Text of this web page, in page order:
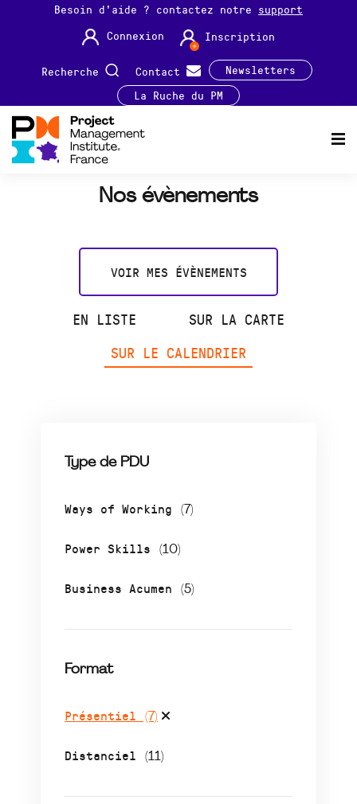
Besoin d'aide ? contactez notre support
Connexion
Inscription
Recherche Contact
Newsletters
La Ruche du PM
Nos évènements
VOIR MES ÉVÈNEMENTS
EN LISTE
SUR LA CARTE
SUR LE CALENDRIER
Type de PDU
Ways of Working (7)
Power Skills (10)
Business Acumen (5)
Format
Présentiel (7)
Distanciel (11)